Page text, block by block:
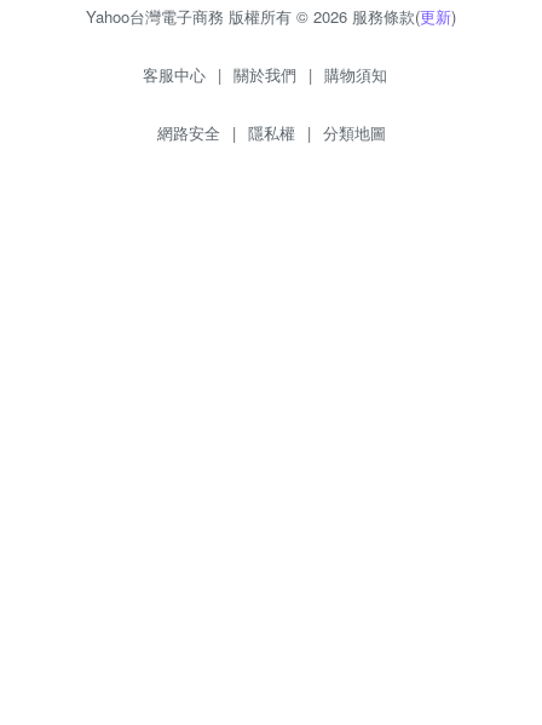
Yahoo台灣電子商務 版權所有 © 2026 服務條款(更新)
客服中心 | 關於我們 | 購物須知
網路安全 | 隱私權 | 分類地圖